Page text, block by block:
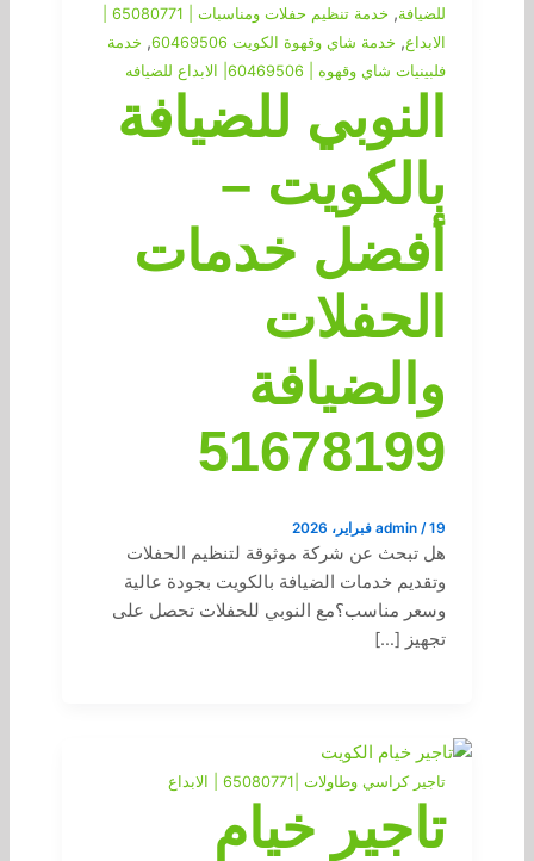
للضيافة,
الابداع, خدمة شاي وقهوة الكويت 60469506 , خدمة
فلبينيات شاي وقهوه | 60469506| الابداع للضيافه
النوبي للضيافة
بالكويت –
أفضل خدمات
الحفلات
والضيافة
51678199
admin /19 فبراير، 2026
هل تبحث عن شركة موثوقة لتنظيم الحفلات
وتقديم خدمات الضيافة بالكويت بجودة عالية
وسعر مناسب؟مع النوبي للحفلات تحصل على
تجهيز […]
تاجير كراسي وطاولات |65080771 | الابداع
تاجير خيام